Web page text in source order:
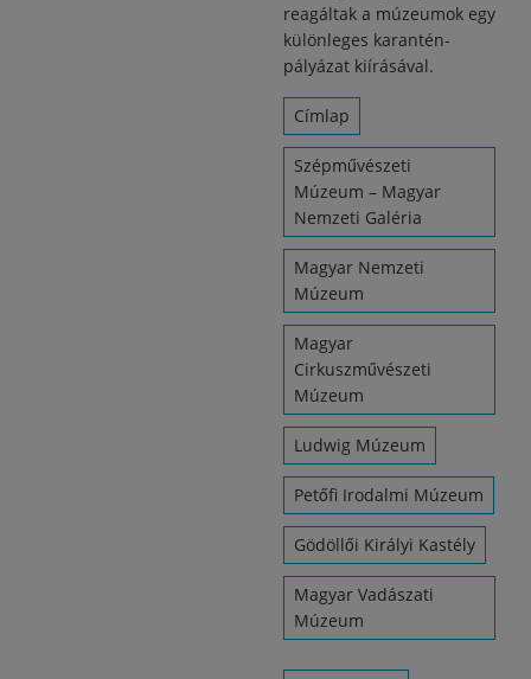
reagáltak a múzeumok egy
különleges karantén-
pályázat kiírásával.
Címlap
Szépművészeti
Múzeum – Magyar
Nemzeti Galéria
Magyar Nemzeti
Múzeum
Magyar
Cirkuszművészeti
Múzeum
Ludwig Múzeum
Petőfi Irodalmi Múzeum
Gödöllői Királyi Kastély
Magyar Vadászati
Múzeum